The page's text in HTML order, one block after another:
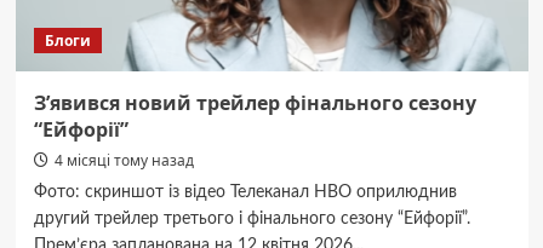
Блоги
З’явився новий трейлер фінального сезону
“Ейфорії”
4 місяці тому назад
Фото: скриншот із відео Телеканал HBO оприлюднив
другий трейлер третього і фінального сезону “Ейфорії”.